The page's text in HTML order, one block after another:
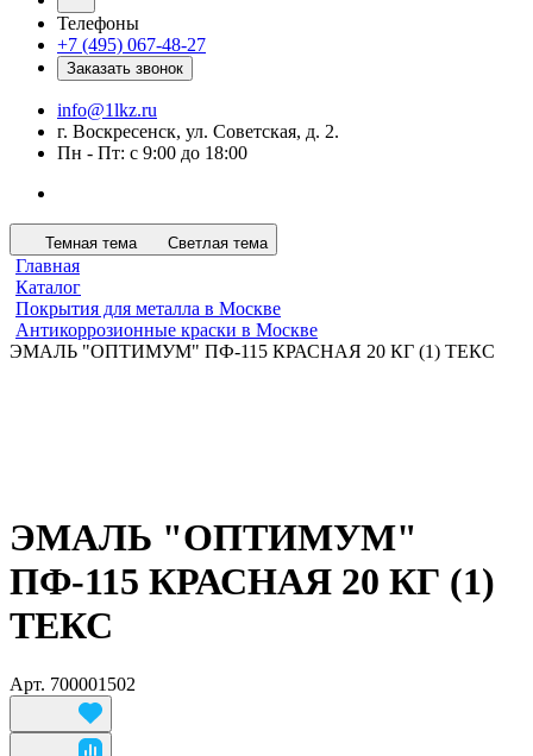
Телефоны
+7 (495) 067-48-27
Заказать звонок
info@1lkz.ru
г. Воскресенск, ул. Советская, д. 2.
Пн - Пт: с 9:00 до 18:00
Темная тема Светлая тема
Главная
Каталог
Покрытия для металла в Москве
Антикоррозионные краски в Москве
ЭМАЛЬ "ОПТИМУМ" ПФ-115 КРАСНАЯ 20 КГ (1) ТЕКС
ЭМАЛЬ "ОПТИМУМ"
ПФ-115 КРАСНАЯ 20 КГ (1)
ТЕКС
Арт. 700001502